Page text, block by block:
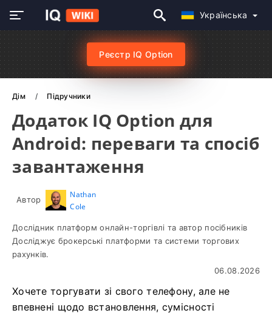
Українська
Реєстр IQ Option
Дім Підручники
Додаток IQ Option для
Android: переваги та спосіб
завантаження
Автор
Nathan
Cole
Дослідник платформ онлайн-торгівлі та автор посібників
Досліджує брокерські платформи та системи торгових
рахунків.
06.08.2026
Хочете торгувати зі свого телефону, але не
впевнені щодо встановлення, сумісності